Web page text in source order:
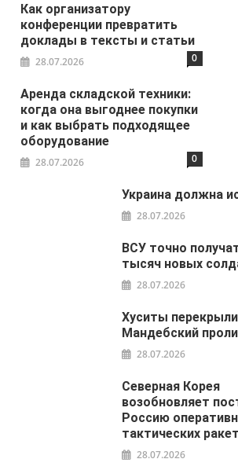
Как организатору
конференции превратить
доклады в тексты и статьи
28.07.2026 0
Аренда складской техники:
когда она выгоднее покупки
и как выбрать подходящее
оборудование
28.07.2026 0
Украина должна
28.07.2026
ВСУ точно
тысяч новых
28.07.2026
Хуситы
Мандебский
28.07.2026
Северная Корея
возобновляет
Россию
тактических ракет
28.07.2026